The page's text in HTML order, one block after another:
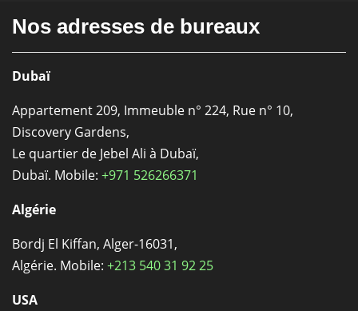
Nos adresses de bureaux
Dubaï
Appartement 209, Immeuble n° 224, Rue n° 10,
Discovery Gardens,
Le quartier de Jebel Ali à Dubaï,
Dubaï. Mobile: +971 526266371
Algérie
Bordj El Kiffan, Alger-16031,
Algérie. Mobile: +213 540 31 92 25
USA